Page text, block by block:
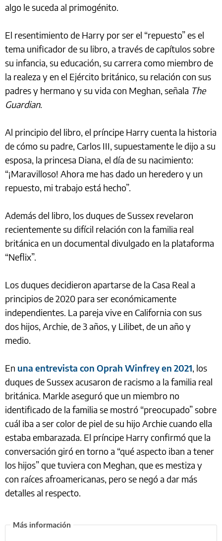
algo le suceda al primogénito.
El resentimiento de Harry por ser el “repuesto” es el
tema unificador de su libro, a través de capítulos sobre
su infancia, su educación, su carrera como miembro de
la realeza y en el Ejército británico, su relación con sus
padres y hermano y su vida con Meghan, señala The
Guardian.
Al principio del libro, el príncipe Harry cuenta la historia
de cómo su padre, Carlos III, supuestamente le dijo a su
esposa, la princesa Diana, el día de su nacimiento:
“¡Maravilloso! Ahora me has dado un heredero y un
repuesto, mi trabajo está hecho”.
Además del libro, los duques de Sussex revelaron
recientemente su difícil relación con la familia real
británica en un documental divulgado en la plataforma
“Neflix”.
Los duques decidieron apartarse de la Casa Real a
principios de 2020 para ser económicamente
independientes. La pareja vive en California con sus
dos hijos, Archie, de 3 años, y Lilibet, de un año y
medio.
En una entrevista con Oprah Winfrey en 2021, los
duques de Sussex acusaron de racismo a la familia real
británica. Markle aseguró que un miembro no
identificado de la familia se mostró “preocupado” sobre
cuál iba a ser color de piel de su hijo Archie cuando ella
estaba embarazada. El príncipe Harry confirmó que la
conversación giró en torno a “qué aspecto iban a tener
los hijos” que tuviera con Meghan, que es mestiza y
con raíces afroamericanas, pero se negó a dar más
detalles al respecto.